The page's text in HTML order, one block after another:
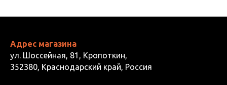
Адрес магазина
ул. Шоссейная, 81, Кропоткин,
352380, Краснодарский край, Россия